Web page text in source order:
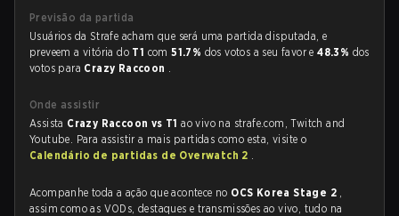
Previsão da partida
Usuários da Strafe acham que será uma partida disputada, e
preveem a vitória do T1 com51.7% dos votos a seu favor e48.3% dos
votos para Crazy Raccoon .
Onde assistir
Assista Crazy Raccoon vs T1ao vivo na strafe.com, Twitch and
Youtube. Para assistir a mais partidas como esta, visite o
Calendário de partidas de Overwatch 2 .
Acompanhe toda a ação que acontece no OCS Korea Stage 2 ,
assim como as VODs, destaques e transmissões ao vivo, tudo na